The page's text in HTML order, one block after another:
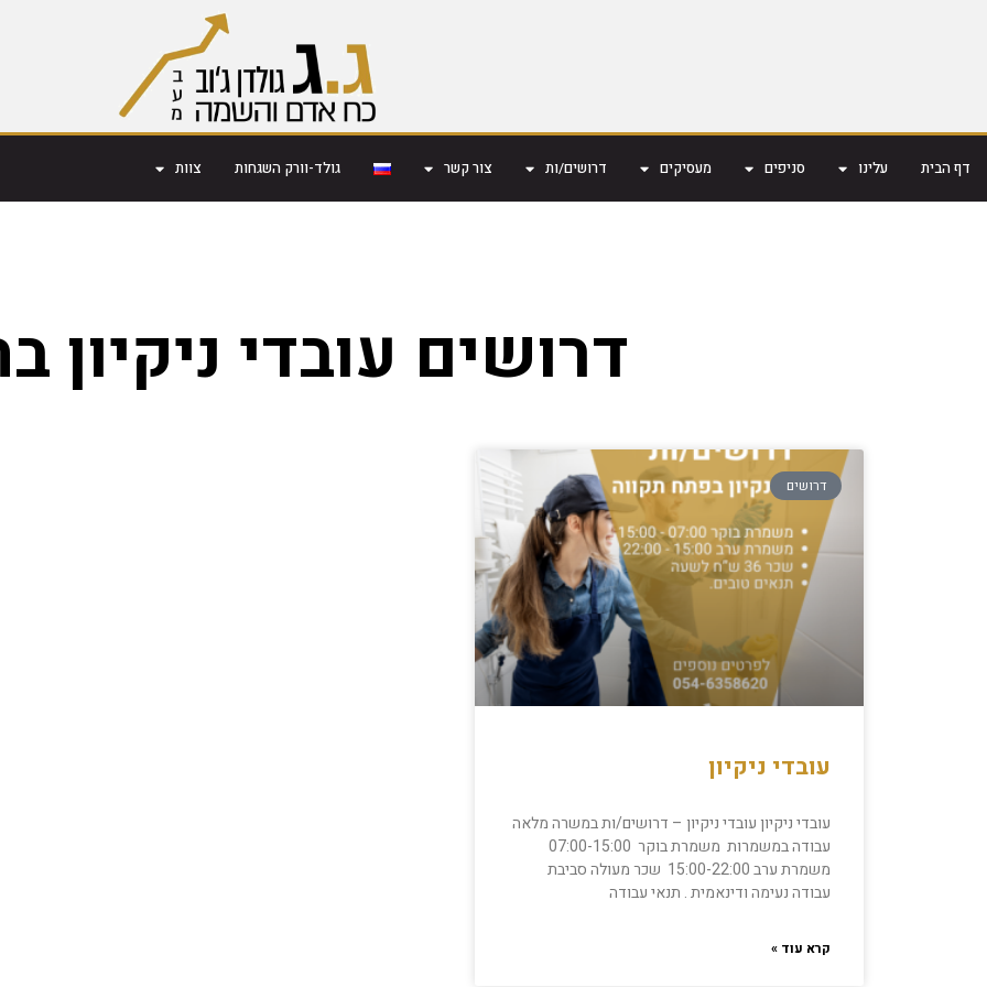
דף הבית עלינו סניפים מעסיקים דרושים/ות צור קשר גולד-וורק השגחות צוות
דרושים עובדי ניקיון
דרושים
עובדי ניקיון
עובדי ניקיון עובדי ניקיון – דרושים/ות במשרה מלאה
עבודה במשמרות משמרת בוקר 07:00-15:00
משמרת ערב 15:00-22:00 שכר מעולה סביבת
עבודה נעימה ודינאמית . תנאי עבודה
קרא עוד »